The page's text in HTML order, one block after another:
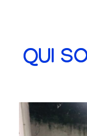
QUI